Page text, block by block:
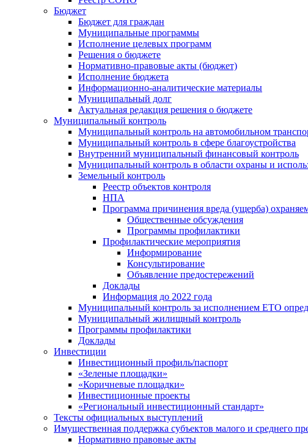
Бюджет
Бюджет для граждан
Муниципальные программы
Исполнение целевых программ
Решения о бюджете
Нормативно-правовые акты (бюджет)
Исполнение бюджета
Информационно-аналитические материалы
Муниципальный долг
Актуальная редакция решения о бюджете
Муниципальный контроль
Муниципальный контроль на автомобильном
Муниципальный контроль в сфере благоустройства
Внутренний муниципальный финансовый контроль
Муниципальный контроль в области охраны и
Земельный контроль
Реестр объектов контроля
НПА
Программа причинения вреда (ущерба)
Общественные обсуждения
Программы профилактики
Профилактические мероприятия
Информирование
Консультирование
Объявление предостережений
Доклады
Информация до 2022 года
Муниципальный контроль за исполнением ЕТО
Муниципальный жилищный контроль
Программы профилактики
Доклады
Инвестиции
Инвестиционный профиль/паспорт
«Зеленые площадки»
«Коричневые площадки»
Инвестиционные проекты
«Региональный инвестиционный стандарт»
Тексты официальных выступлений
Имущественная поддержка субъектов малого и среднего
Нормативно правовые акты